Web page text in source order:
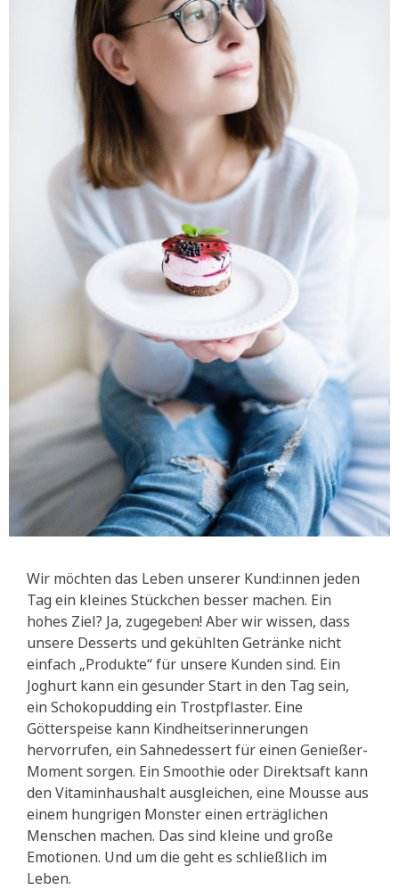
Wir möchten das Leben unserer Kund:innen jeden
Tag ein kleines Stückchen besser machen. Ein
hohes Ziel? Ja, zugegeben! Aber wir wissen, dass
unsere Desserts und gekühlten Getränke nicht
einfach „Produkte“ für unsere Kunden sind. Ein
Joghurt kann ein gesunder Start in den Tag sein,
ein Schokopudding ein Trostpflaster. Eine
Götterspeise kann Kindheitserinnerungen
hervorrufen, ein Sahnedessert für einen Genießer-
Moment sorgen. Ein Smoothie oder Direktsaft kann
den Vitaminhaushalt ausgleichen, eine Mousse aus
einem hungrigen Monster einen erträglichen
Menschen machen. Das sind kleine und große
Emotionen. Und um die geht es schließlich im
Leben.